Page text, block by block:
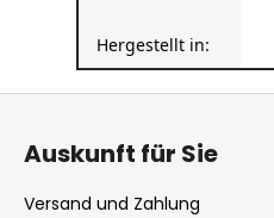
Hergestellt in:
F
Auskunft für Sie
Versand und Zahlung